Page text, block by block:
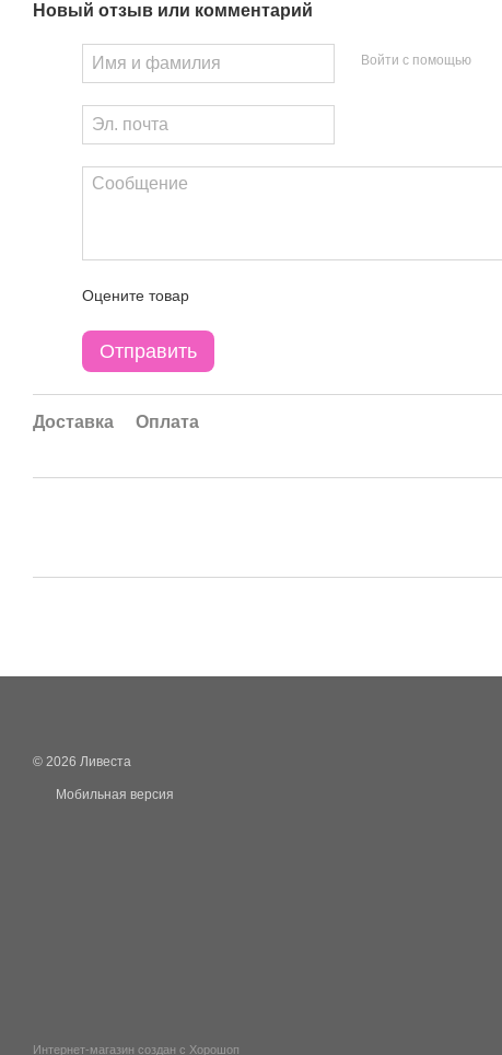
Новый отзыв или комментарий
Войти с помощью
Оцените товар
Отправить
Доставка Оплата
© 2026 Ливеста
Мобильная версия
Интернет-магазин создан с Хорошоп